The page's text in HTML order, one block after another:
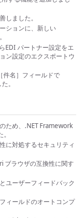
しました。
ションに、新しい
EDI パートナー設定をエ
ン設定のエクスポートウ
件名］フィールドで
。
ため、.NET Framework
に対処するセキュリティ
ブラウザの互換性に関す
ユーザーフィードバック
ィールドのオートコンプ